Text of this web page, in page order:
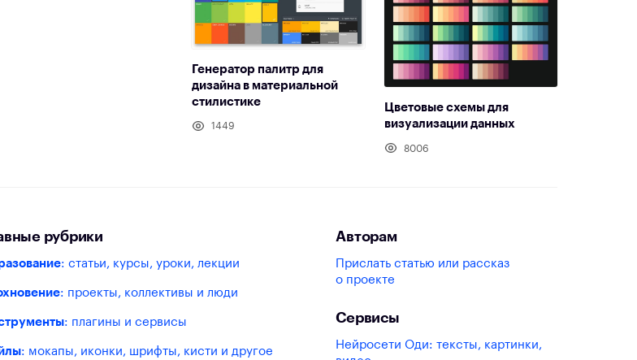
Генератор палитр для
дизайна в материальной
стилистике
1449
Цветовые схемы для
визуализации данных
8006
рубрики
: статьи, курсы, уроки, лекции
: проекты, коллективы и люди
: плагины и сервисы
: мокапы, иконки, шрифты, кисти и другое
Авторам
Прислать статью или рассказ
о проекте
Сервисы
Нейросети Оди: тексты, картинки,